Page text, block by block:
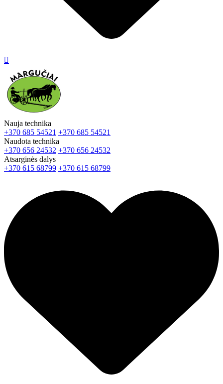

Nauja technika
+370 685 54521 +370 685 54521
Naudota technika
+370 656 24532 +370 656 24532
Atsarginės dalys
+370 615 68799 +370 615 68799